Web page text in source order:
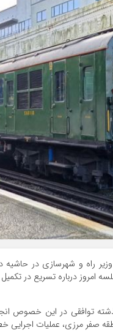
وزیر راه و شهرسازی در
امروز درباره تسریع در
صفر مرزی، عملیات اجرایی
۵ تهران